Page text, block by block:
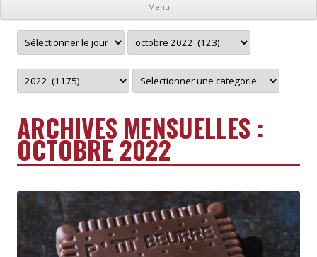
Menu
ARCHIVES MENSUELLES :
OCTOBRE 2022